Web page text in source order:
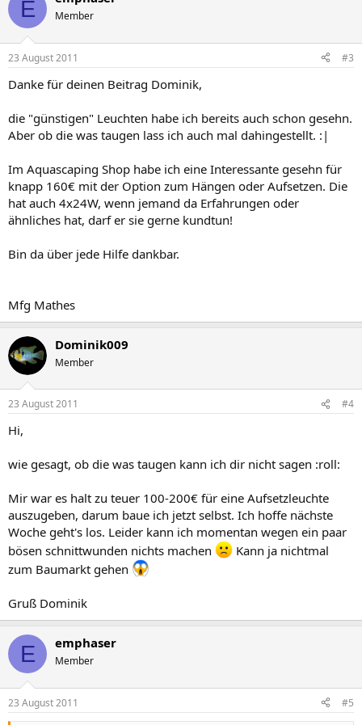
E Member
23 August 2011 #3
Danke für deinen Beitrag Dominik,
die "günstigen" Leuchten habe ich bereits auch schon gesehn.
Aber ob die was taugen lass ich auch mal dahingestellt. :|
Im Aquascaping Shop habe ich eine Interessante gesehn für
knapp 160€ mit der Option zum Hängen oder Aufsetzen. Die
hat auch 4x24W, wenn jemand da Erfahrungen oder
ähnliches hat, darf er sie gerne kundtun!
Bin da über jede Hilfe dankbar.
Mfg Mathes
Dominik009
Member
23 August 2011 #4
Hi,
wie gesagt, ob die was taugen kann ich dir nicht sagen :roll:
Mir war es halt zu teuer 100-200€ für eine Aufsetzleuchte
auszugeben, darum baue ich jetzt selbst. Ich hoffe nächste
Woche geht's los. Leider kann ich momentan wegen ein paar
bösen schnittwunden nichts machen
Kann ja nichtmal
zum Baumarkt gehen
Gruß Dominik
E emphaser
Member
23 August 2011 #5